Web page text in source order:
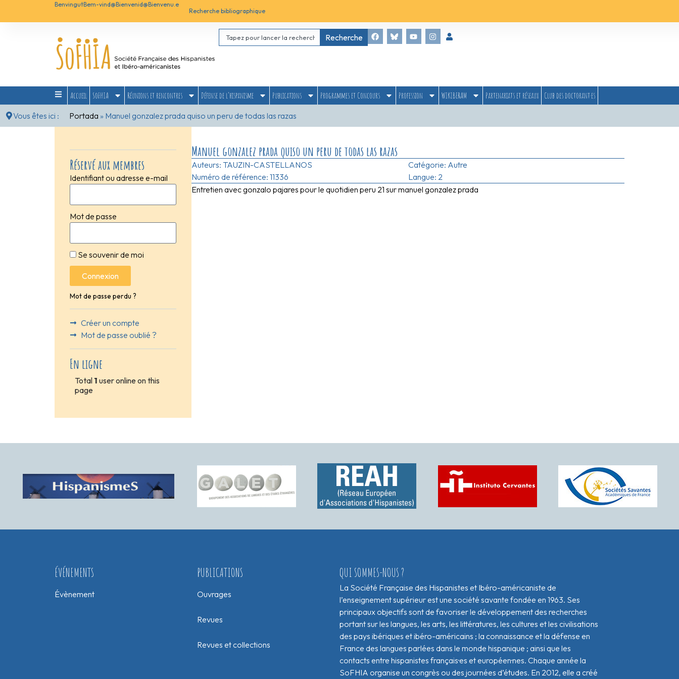
BenvingutBem-vind@Bienvenid@Bienvenu.e
Recherche bibliographique
Recherche
Accueil SoFHIA Réunions et rencontres Défense de l’hispanisme Publications Programmes et Concours Profession WIKIBERAM Partenariats et réseaux
Club des doctorant·es
Vous êtes ici :
Portada » Manuel gonzalez prada quiso un peru de todas las razas
Réservé aux membres
Identifiant ou adresse e-mail
Mot de passe
Se souvenir de moi
Connexion
Mot de passe perdu ?
Créer un compte
Mot de passe oublié ?
En ligne
Total 1 user online on this
page
Manuel gonzalez prada quiso un peru de todas las razas
Auteurs: TAUZIN-CASTELLANOS
Numéro de référence: 11336
Catégorie: Autre
Langue: 2
Entretien avec gonzalo pajares pour le quotidien peru 21 sur manuel gonzalez prada
ÉVÉNEMENTS
Évènement
PUBLICATIONS
Ouvrages
Revues
Revues et collections
QUI SOMMES-NOUS ?
La Société Française des Hispanistes et Ibéro-américaniste de
l’enseignement supérieur est une société savante fondée en 1963. Ses
principaux objectifs sont de favoriser le développement des recherches
portant sur les langues, les arts, les littératures, les cultures et les civilisations
des pays ibériques et ibéro-américains ; la connaissance et la défense en
France des langues parlées dans le monde hispanique ; ainsi que les
contacts entre hispanistes français·es et européen·nes. Chaque année la
SoFHIA organise un congrès ou des journées d’études. En 2012, elle a créé